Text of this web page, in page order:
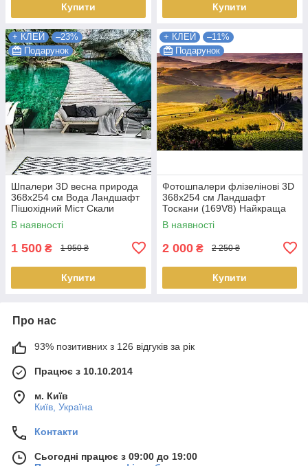
Купити Купити
+ КЛЕЙ
–23%
Подарунок
Шпалери 3D весна природа
368x254 см Вода Ландшафт
Пішохідний Міст Скали
(1215P8) Найкраща якість
В наявності
1 500 ₴ 1 950 ₴
Купити
+ КЛЕЙ
–11%
Подарунок
Фотошпалери флізелінові 3D
368x254 см Ландшафт
Тоскани (169V8) Найкраща
якість
В наявності
2 000 ₴ 2 250 ₴
Купити
Про нас
93% позитивних з 126 відгуків за рік
Працює з 10.10.2014
м. Київ
Київ, Україна
Контакти
Сьогодні працює з 09:00 до 19:00